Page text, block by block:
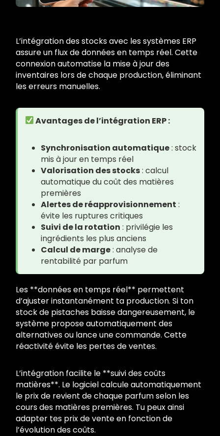
L’intégration des stocks avec les systèmes ERP
assure un flux de données en temps réel. Cette
connexion automatise la mise à jour des
inventaires lors de chaque production, éliminant
les erreurs manuelles.
Avantages de l’intégration ERP :
Synchronisation automatique: stock
mis à jour en temps réel
Valorisation des stocks: calcul
automatique du coût des matières
premières
Alertes de réapprovisionnement :
évite les ruptures critiques
Suivi de la rotation : privilégie les
ingrédients les plus anciens
Calcul de marge: analyse de
rentabilité par parfum
Les **données en temps réel** permettent
d’ajuster instantanément ta production. Si ton
stock de pistaches baisse dangereusement, le
système propose automatiquement des
alternatives ou lance une commande. Cette
réactivité évite les pertes de ventes.
L’intégration facilite le **suivi des coûts
matières**. Le logiciel calcule automatiquement
le prix de revient de chaque parfum selon les
cours des matières premières. Tu peux ainsi
adapter tes prix de vente en fonction de
l’évolution des coûts.